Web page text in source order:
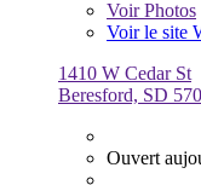
VoirPhotos
Voir le site
1410 W Cedar St
Beresford, SD
Ouvert